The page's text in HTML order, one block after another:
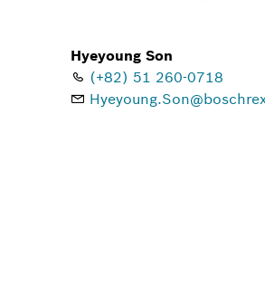
Hyeyoung Son
(+82) 51 260-0718